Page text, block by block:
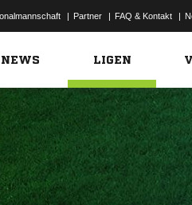
| Partner | FAQ & Kontakt |
NEWS LIGEN